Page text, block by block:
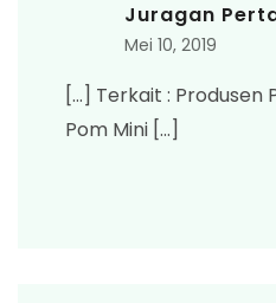
Juragan
Mei 10, 2019
[…] Terkait : Produsen
Pom Mini […]